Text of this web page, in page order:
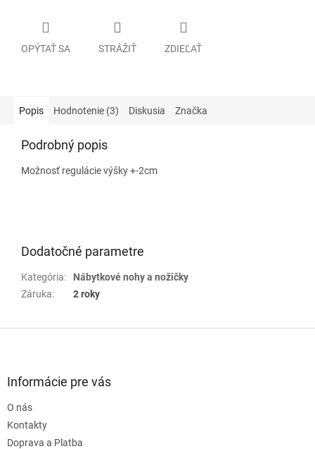
OPÝTAŤ SA STRÁŽIŤ ZDIEĽAŤ
Popis Hodnotenie (3) Diskusia Značka
Podrobný popis
Možnosť regulácie výšky +-2cm
Dodatočné parametre
Kategória:
Nábytkové nohy a nožičky
Záruka: 2 roky
Informácie pre vás
O nás
Kontakty
Doprava a Platba